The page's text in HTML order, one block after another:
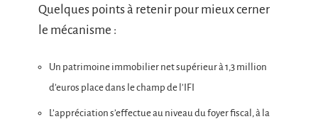
Quelques points à retenir pour mieux cerner
le mécanisme :
Un patrimoine immobilier net supérieur à 1,3 million
d’euros place dans le champ de l’IFI
L’appréciation s’effectue au niveau du foyer fiscal, à la